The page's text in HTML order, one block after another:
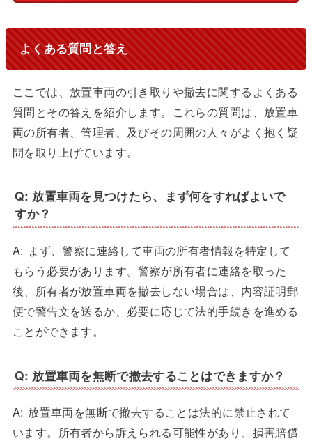
よくある質問と答え
ここでは、放置車両の引き取りや撤去に関するよくある
質問とその答えを紹介します。これらの質問は、放置車
両の所有者、管理者、及びその周囲の人々がよく抱く疑
問を取り上げています。
Q: 放置車両を見つけたら、まず何をすればよいで
すか？
A: まず、警察に連絡して車両の所有者情報を特定して
もらう必要があります。警察が所有者に連絡を取った
後、所有者が放置車両を撤去しない場合は、内容証明郵
便で警告文を送るか、必要に応じて法的手続きを進める
ことができます。
Q: 放置車両を無断で撤去することはできますか？
A: 放置車両を無断で撤去することは法的に禁止されて
います。所有者から訴えられる可能性があり、損害賠償